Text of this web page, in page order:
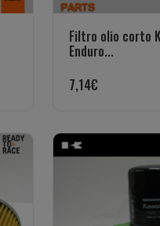
Filtro olio corto
Enduro...
7,14€